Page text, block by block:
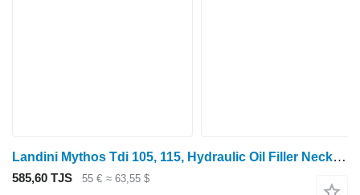
Landini Mythos Tdi 105, 115, Hydraulic Oil Filler Neck 3656710M91 для трактора колесного
585,60 TJS 55 € ≈ 63,55 $